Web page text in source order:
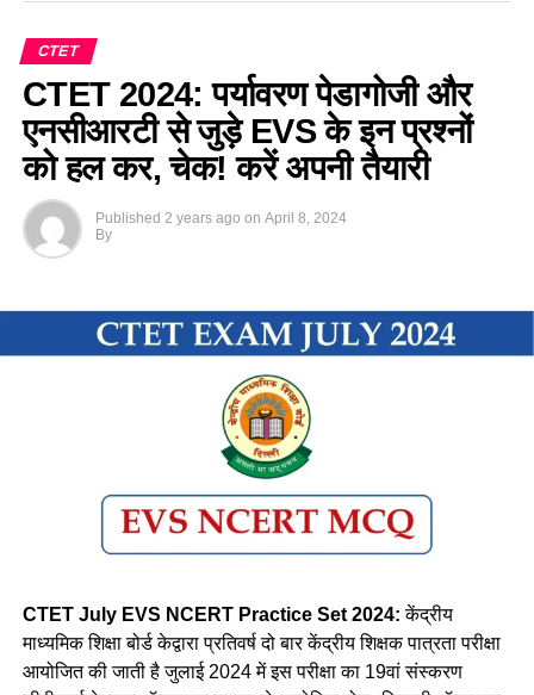
CTET
CTET 2024: पर्यावरण पेडागोजी और
एनसीआरटी से जुड़े EVS के इन प्रश्नों
को हल कर, चेक! करें अपनी तैयारी
Published 2 years ago on April 8, 2024
By
CTET July EVS NCERT Practice Set 2024: केंद्रीय
माध्यमिक शिक्षा बोर्ड केद्वारा प्रतिवर्ष दो बार केंद्रीय शिक्षक पात्रता परीक्षा
आयोजित की जाती है जुलाई 2024 में इस परीक्षा का 19वां संस्करण